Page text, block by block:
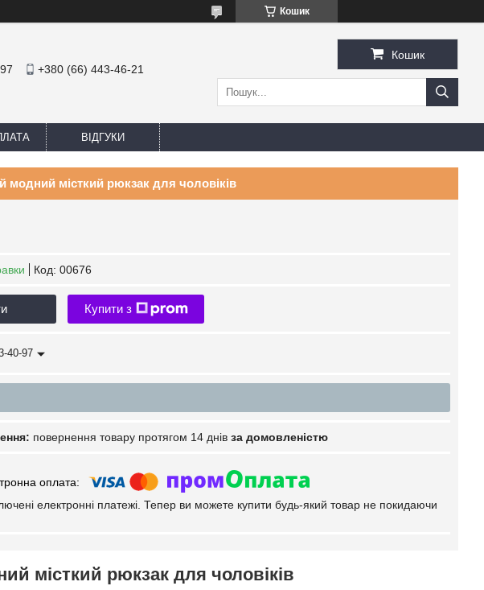
Кошик
+380 (66) 443-46-21
Кошик
ВІДГУКИ
модний місткий рюкзак для чоловіків
Код: 00676
Купити з
40-97
повернення товару протягом 14 днів за домовленістю
електронні платежі. Тепер ви можете купити будь-який товар не покидаючи
місткий рюкзак для чоловіків